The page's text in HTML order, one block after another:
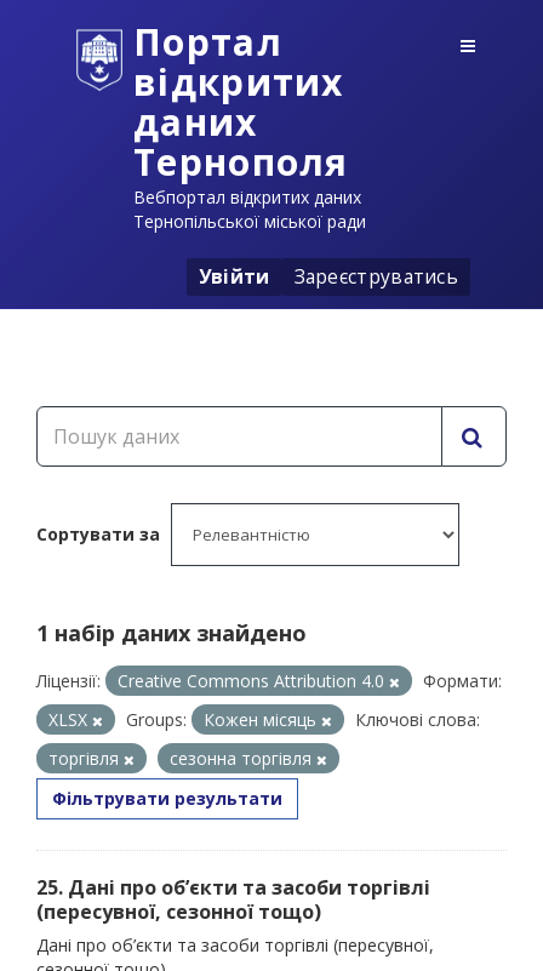
Портал
відкритих
даних
Тернополя
Вебпортал відкритих даних
Тернопільської міської ради
Увійти Зареєструватись
Сортувати за
1 набір даних знайдено
Ліцензії: Creative Commons Attribution 4.0
Формати:
XLSX
Groups: Кожен місяць
Ключові слова:
торгівля
сезонна торгівля
Фільтрувати результати
25. Дані про об’єкти та засоби торгівлі
(пересувної, сезонної тощо)
Дані про об’єкти та засоби торгівлі (пересувної,